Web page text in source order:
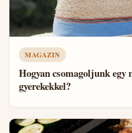
MAGAZIN
Hogyan csomagoljunk
gyerekekkel?